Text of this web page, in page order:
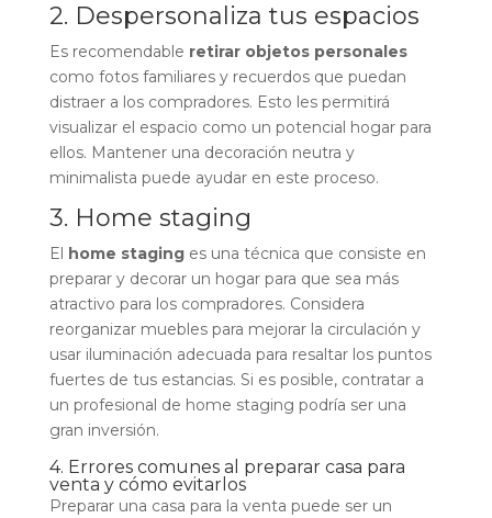
2. Despersonaliza tus espacios
Es recomendable retirar objetos personales
como fotos familiares y recuerdos que puedan
distraer a los compradores. Esto les permitirá
visualizar el espacio como un potencial hogar para
ellos. Mantener una decoración neutra y
minimalista puede ayudar en este proceso.
3. Home staging
El home staginges una técnica que consiste en
preparar y decorar un hogar para que sea más
atractivo para los compradores. Considera
reorganizar muebles para mejorar la circulación y
usar iluminación adecuada para resaltar los puntos
fuertes de tus estancias. Si es posible, contratar a
un profesional de home staging podría ser una
gran inversión.
4. Errores comunes al preparar casa para
venta y cómo evitarlos
Preparar una casa para la venta puede ser un